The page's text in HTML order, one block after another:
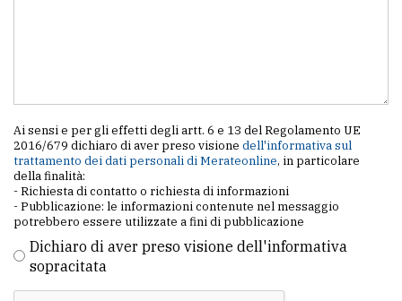
Ai sensi e per gli effetti degli artt. 6 e 13 del Regolamento UE
2016/679 dichiaro di aver preso visione dell'informativa sul
trattamento dei dati personali di Merateonline, in particolare
della finalità:
- Richiesta di contatto o richiesta di informazioni
- Pubblicazione: le informazioni contenute nel messaggio
potrebbero essere utilizzate a fini di pubblicazione
Dichiaro di aver preso visione dell'informativa
sopracitata